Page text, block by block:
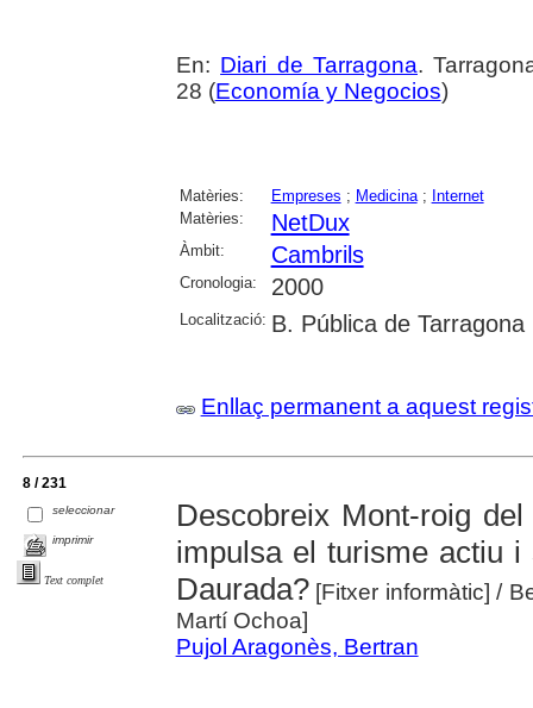
En: Diari de Tarragona.
28 (Economía y Negocios)
Matèries: Empreses ; Medicina; Internet
Matèries:
NetDux
Àmbit: Cambrils
Cronologia: 2000
Localització: B. Pública de Tarragona
Enllaç permanent a aquest
8 / 231
seleccionar
imprimir
Text complet
Descobreix Mont-roig
impulsa el turisme actiu
Daurada?[Fitxer informàtic]/
Martí Ochoa]
Pujol Aragonès, Bertran